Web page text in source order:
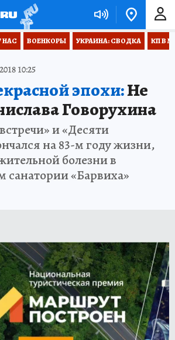
НАС ВОЕНКОРЫ УКРАИНА: СВОДКА КП В
10:25
эпохи:Не
Говорухина
и «Десяти
на 83-м году жизни,
болезни в
санатории «Барвиха»